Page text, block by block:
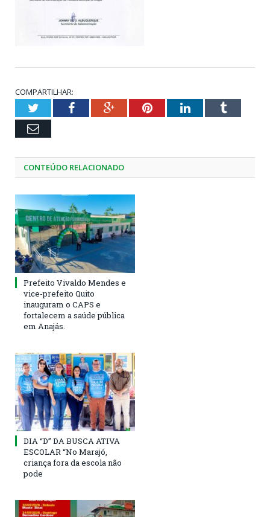
COMPARTILHAR:
TwitterFacebookGoogle+PinterestLinkedInTumblr
Email
CONTEÚDO RELACIONADO
Prefeito Vivaldo Mendes e
vice-prefeito Quito
inauguram o CAPS e
fortalecem a saúde pública
em Anajás.
DIA “D” DA BUSCA ATIVA
ESCOLAR “No Marajó,
criança fora da escola não
pode